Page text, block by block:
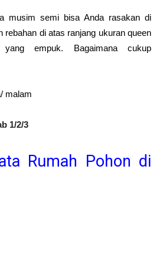
musim semi bisa Anda rasakan di
rebahan di atas ranjang ukuran queen
empuk. Bagaimana cukup
malam
1/2/3
Rumah Pohon di